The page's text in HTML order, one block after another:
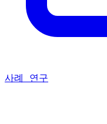
사례 연구